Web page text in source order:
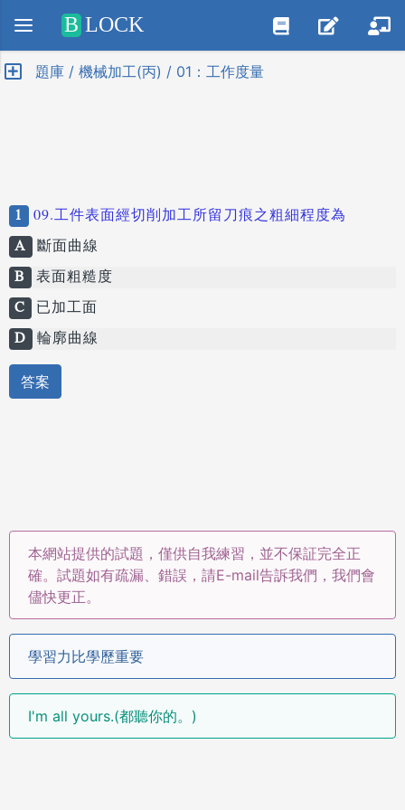
Positive SSL
B LOCK
題庫 / 機械加工(丙) / 01：工作度量
1 09.工件表面經切削加工所留刀痕之粗細程度為
A 斷面曲線
B 表面粗糙度
C 已加工面
D 輪廓曲線
答案
本網站提供的試題，僅供自我練習，並不保証完全正
確。試題如有疏漏、錯誤，請E-mail告訴我們，我們會
儘快更正。
學習力比學歷重要
I'm all yours.(都聽你的。)